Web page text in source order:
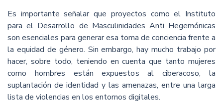
Es importante señalar que proyectos como el Instituto
para el Desarrollo de Masculinidades Anti Hegemónicas
son esenciales para generar esa toma de conciencia frente a
la equidad de género. Sin embargo, hay mucho trabajo por
hacer, sobre todo, teniendo en cuenta que tanto mujeres
como hombres están expuestos al ciberacoso, la
suplantación de identidad y las amenazas, entre una larga
lista de violencias en los entornos digitales.